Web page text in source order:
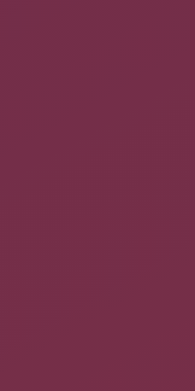
quelques
les tableaux de
façon d'utiliser le
tenté d'utiliser